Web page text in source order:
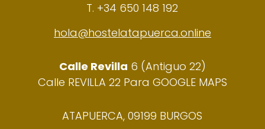
T. +34 650 148 192
hola@hostelatapuerca.online
Calle Revilla 6 (Antiguo 22)
Calle REVILLA 22 Para GOOGLE MAPS
ATAPUERCA, 09199 BURGOS